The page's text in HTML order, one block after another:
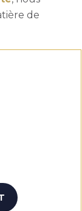
de